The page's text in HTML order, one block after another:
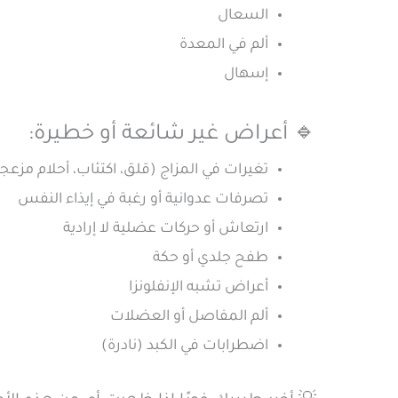
السعال
ألم في المعدة
إسهال
🔹 أعراض غير شائعة أو خطيرة:
تغيرات في المزاج (قلق، اكتئاب، أحلام
تصرفات عدوانية أو رغبة في إيذاء النفس
ارتعاش أو حركات عضلية لا إرادية
طفح جلدي أو حكة
أعراض تشبه الإنفلونزا
ألم المفاصل أو العضلات
اضطرابات في الكبد (نادرة)